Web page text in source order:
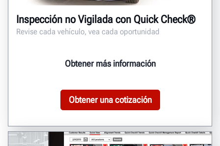
Inspección no Vigilada con Quick Check®
Revise cada vehículo, vea cada oportunidad
Obtener más información
Obtener una cotización